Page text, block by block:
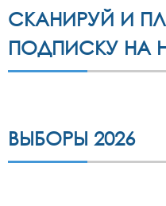
СКАНИРУЙ И
ПОДПИСКУ НА
ВЫБОРЫ 2026